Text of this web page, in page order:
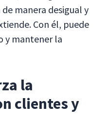
manera desigual y
Con él, puede
y mantener la
la
clientes y